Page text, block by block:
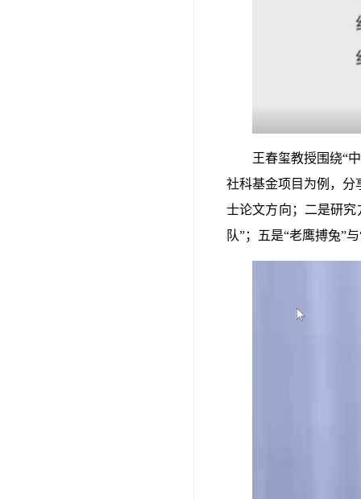
王春玺教授围绕“
社科基金项目为例，分
士论文方向；二是研
队”；五是“老鹰搏兔”